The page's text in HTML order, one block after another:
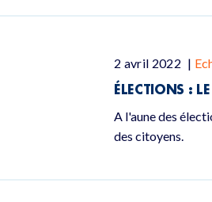
2 avril 2022 |
ÉLECTIONS :
A l'aune des
des citoyens.